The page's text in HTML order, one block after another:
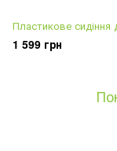
Пластикове сидіння
1 599 грн